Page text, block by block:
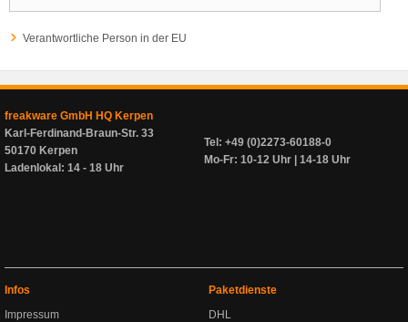
Verantwortliche Person in der EU
freakware GmbH HQ Kerpen
Karl-Ferdinand-Braun-Str. 33
50170 Kerpen
Ladenlokal: 14 - 18 Uhr
Tel: +49 (0)2273-60188-0
Mo-Fr: 10-12 Uhr | 14-18 Uhr
Infos
Impressum
Paketdienste
DHL